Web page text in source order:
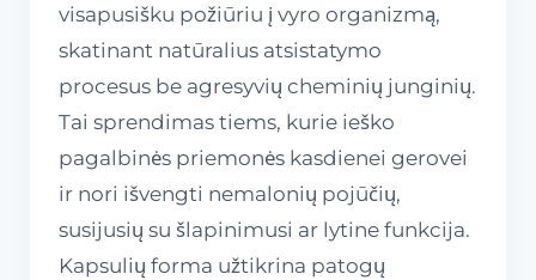
visapusišku požiūriu į vyro organizmą,
skatinant natūralius atsistatymo
procesus be agresyvių cheminių junginių.
Tai sprendimas tiems, kurie ieško
pagalbinės priemonės kasdienei gerovei
ir nori išvengti nemalonių pojūčių,
susijusių su šlapinimusi ar lytine funkcija.
Kapsulių forma užtikrina patogų